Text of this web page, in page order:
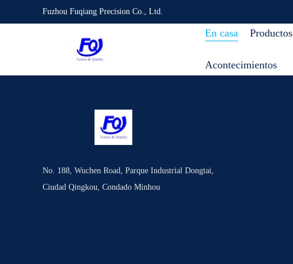
Fuzhou Fuqiang Precision Co., Ltd.
En casa Productos
Acontecimientos
No. 188, Wuchen Road, Parque Industrial Dongtai,
Ciudad Qingkou, Condado Minhou